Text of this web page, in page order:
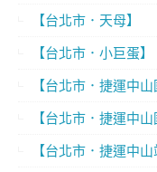
【台北市．天母】
【台北市．小巨蛋】
【台北市．捷運中山
【台北市．捷運中山
【台北市．捷運中山